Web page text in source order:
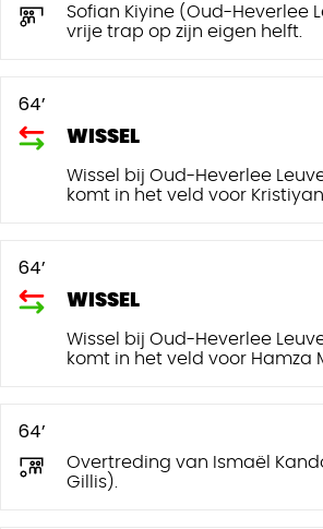
Sofian Kiyine (Oud-Heverlee
vrije trap op zijn eigen helft.
64’
WISSEL
Wissel bij Oud-Heverlee
komt in het veld voor
64’
WISSEL
Wissel bij Oud-Heverlee
komt in het veld voor Hamza
64’
Overtreding van Ismaël
Gillis).